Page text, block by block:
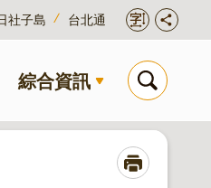
社子島 台北通
綜合資訊